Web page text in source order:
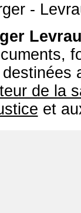
-
destinées
de la
et